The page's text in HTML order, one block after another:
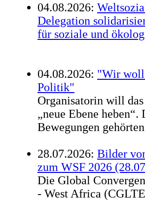
04.08.2026:
Delegation
für soziale und
04.08.2026: "Wir
Politik"
Organisatorin will
„neue Ebene
Bewegungen
28.07.2026: Bilder
zum WSF 2026
Die Global
- West Africa